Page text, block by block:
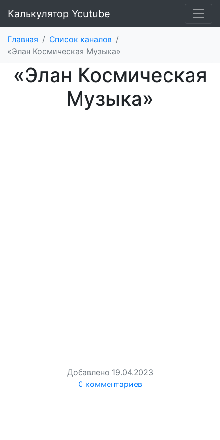
Калькулятор Youtube
Главная / Список каналов /
«Элан Космическая Музыка»
«Элан Космическая
Музыка»
Добавлено 19.04.2023
0 комментариев